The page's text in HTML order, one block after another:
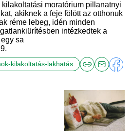
moratórium pillanatnyi
akiknek a feje fölött az otthonuk
réme lebeg, idén minden
intézkedtek a
sa
kilakoltatás-lakhatás